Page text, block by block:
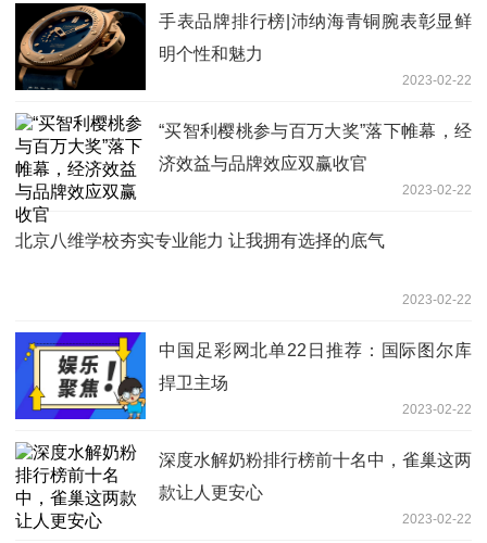
手表品牌排行榜|沛纳海青铜腕表彰显鲜
明个性和魅力
2023-02-22
“买智利樱桃参与百万大奖”落下帷幕，经
济效益与品牌效应双赢收官
2023-02-22
北京八维学校夯实专业能力 让我拥有选择的底气
2023-02-22
中国足彩网北单22日推荐：国际图尔库
捍卫主场
2023-02-22
深度水解奶粉排行榜前十名中，雀巢这两
款让人更安心
2023-02-22